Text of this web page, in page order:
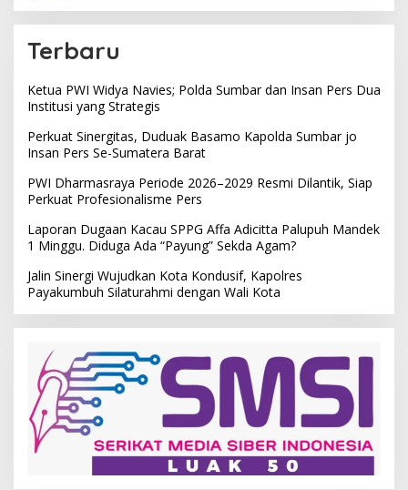
Terbaru
Ketua PWI Widya Navies; Polda Sumbar dan Insan Pers Dua
Institusi yang Strategis
Perkuat Sinergitas, Duduak Basamo Kapolda Sumbar jo
Insan Pers Se-Sumatera Barat
PWI Dharmasraya Periode 2026–2029 Resmi Dilantik, Siap
Perkuat Profesionalisme Pers
Laporan Dugaan Kacau SPPG Affa Adicitta Palupuh Mandek
1 Minggu. Diduga Ada “Payung” Sekda Agam?
Jalin Sinergi Wujudkan Kota Kondusif, Kapolres
Payakumbuh Silaturahmi dengan Wali Kota